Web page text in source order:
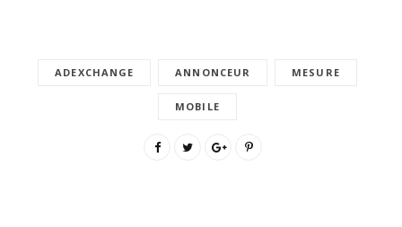
ADEXCHANGE ANNONCEUR MESURE
MOBILE